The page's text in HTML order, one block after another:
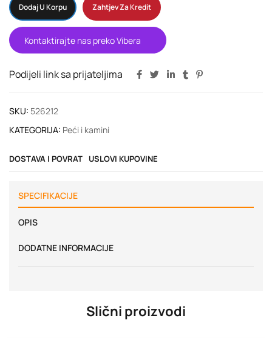
Dodaj U Korpu Zahtjev Za Kredit
Kontaktirajte nas preko Vibera
Podijeli link sa prijateljima
SKU: 526212
KATEGORIJA: Peći i kamini
DOSTAVA I POVRAT USLOVI KUPOVINE
SPECIFIKACIJE
OPIS
DODATNE INFORMACIJE
Slični proizvodi